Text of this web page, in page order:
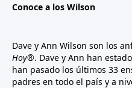
Conoce a los Wilson
Dave y Ann Wilson son los
Hoy®. Dave y Ann han
han pasado los últimos 33
padres en todo el país y a